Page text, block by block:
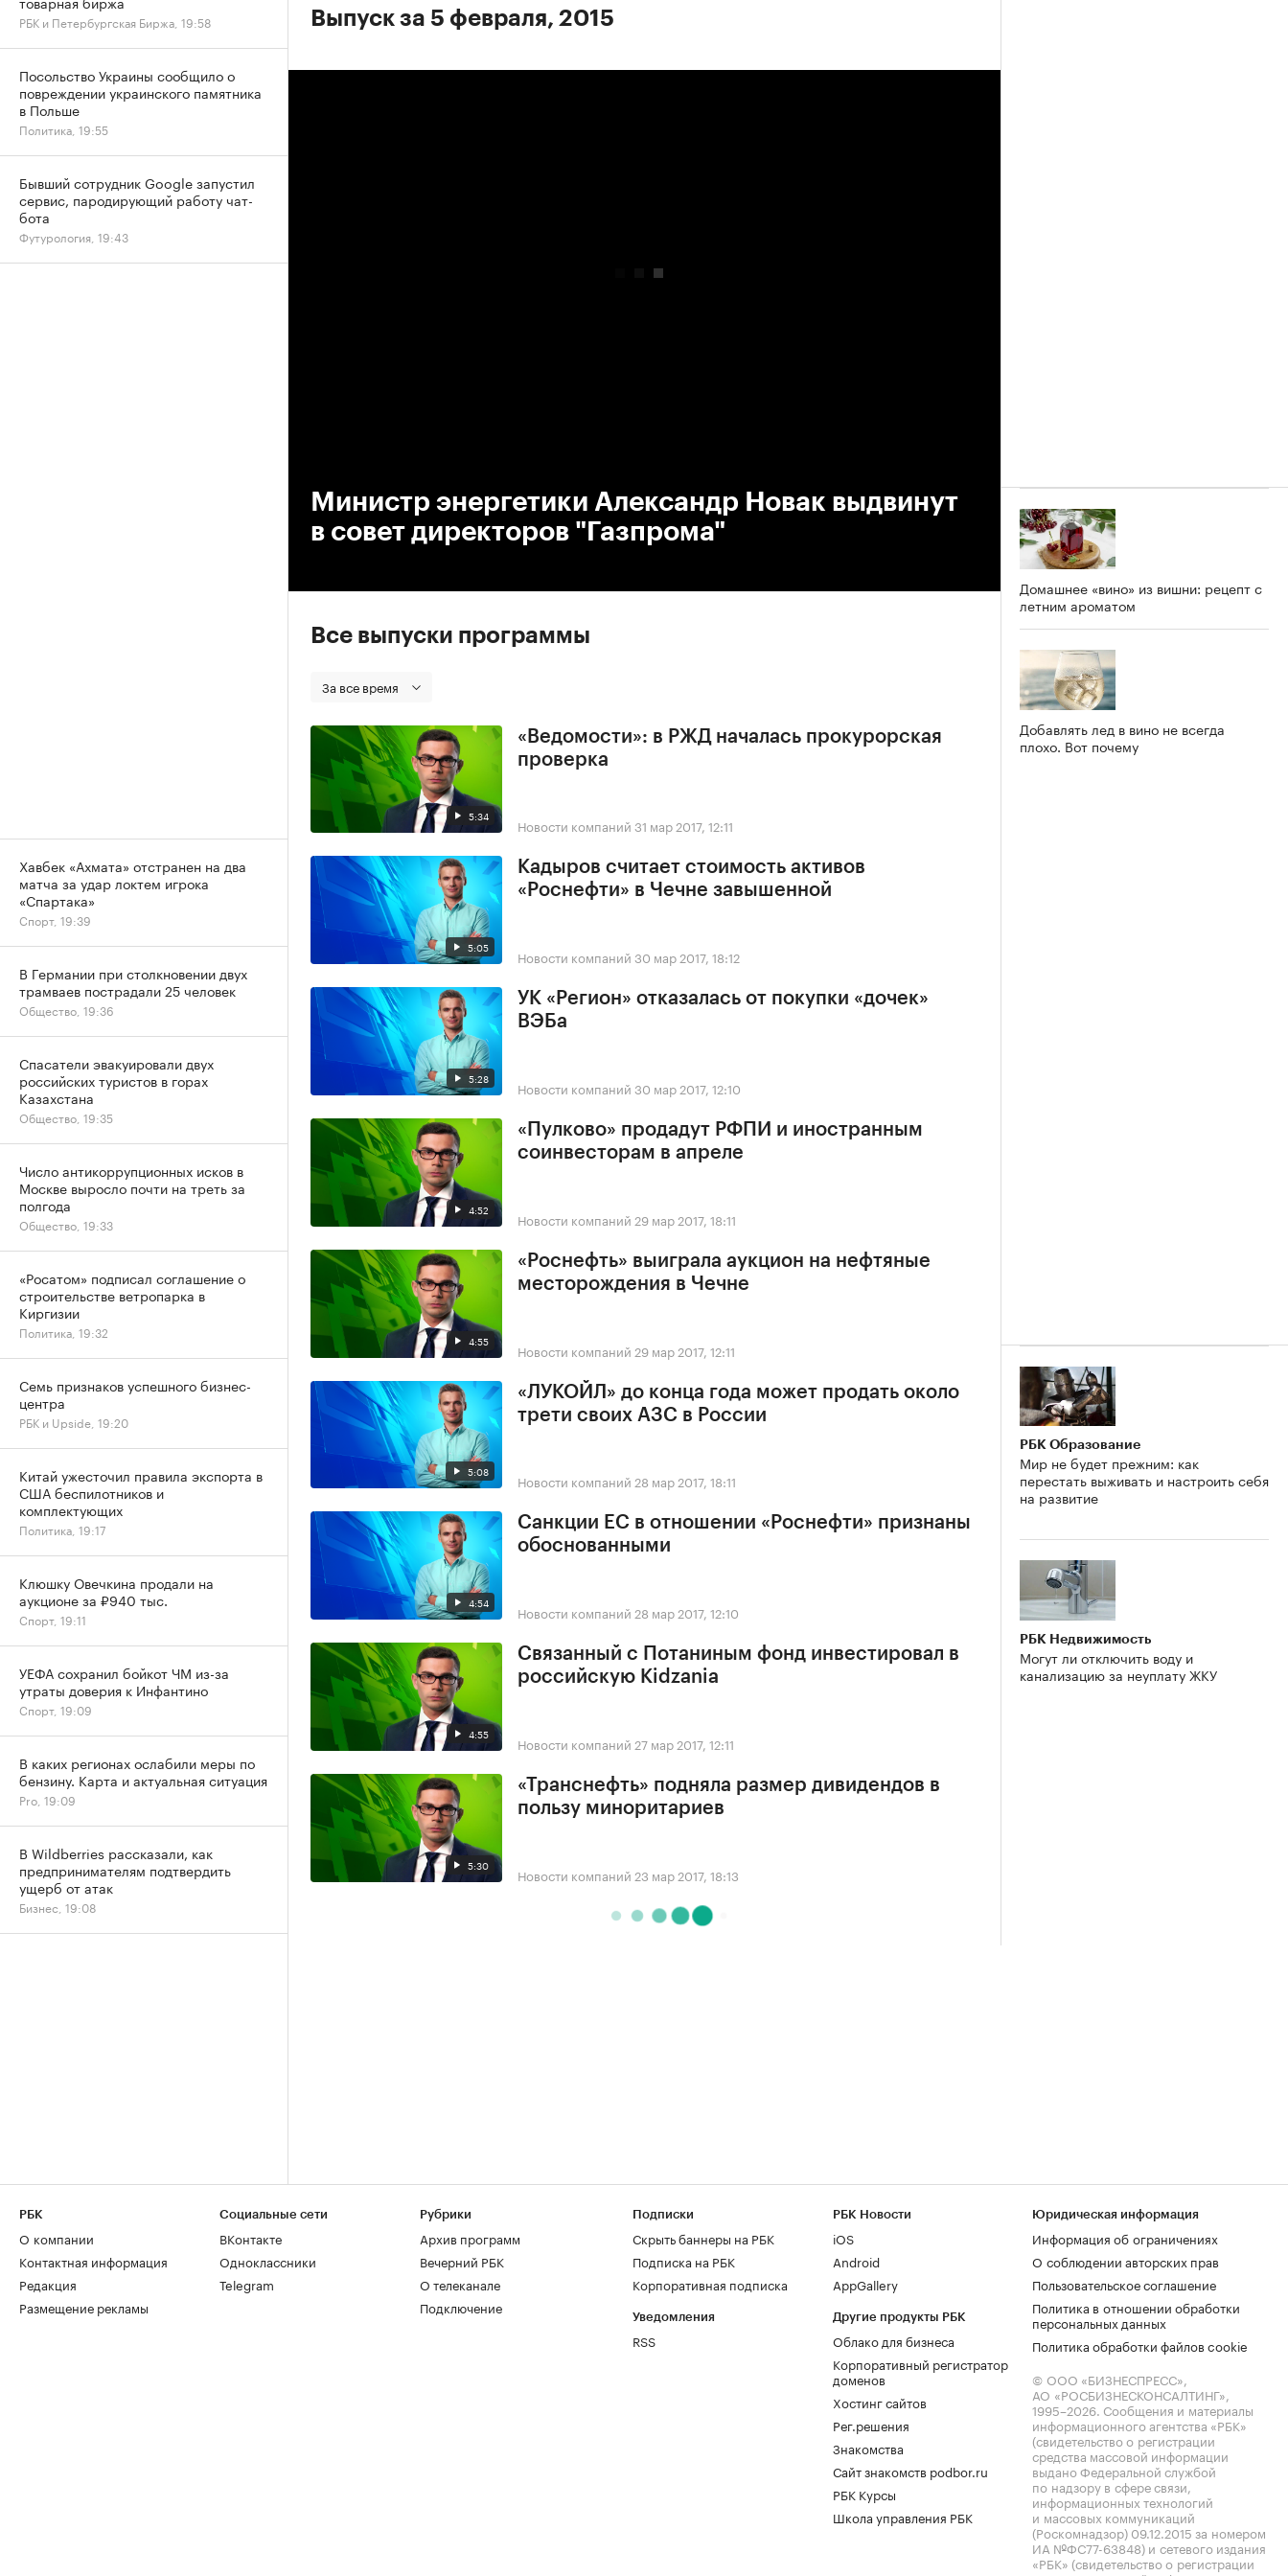
Выпуск за 5 февраля, 2015
Министр энергетики Александр Новак выдвинут
в совет директоров "Газпрома"
Все выпуски программы
За все время
5:34
«Ведомости»: в РЖД началась прокурорская
проверка
Новости компаний 31 мар 2017, 12:11
5:05
Кадыров считает стоимость активов
«Роснефти» в Чечне завышенной
Новости компаний 30 мар 2017, 18:12
5:28
УК «Регион» отказалась от покупки «дочек»
ВЭБа
Новости компаний 30 мар 2017, 12:10
4:52
«Пулково» продадут РФПИ и иностранным
соинвесторам в апреле
Новости компаний 29 мар 2017, 18:11
4:55
«Роснефть» выиграла аукцион на нефтяные
месторождения в Чечне
Новости компаний 29 мар 2017, 12:11
5:08
«ЛУКОЙЛ» до конца года может продать около
трети своих АЗС в России
Новости компаний 28 мар 2017, 18:11
4:54
Санкции ЕС в отношении «Роснефти» признаны
обоснованными
Новости компаний 28 мар 2017, 12:10
4:55
Связанный с Потаниным фонд инвестировал в
российскую Kidzania
Новости компаний 27 мар 2017, 12:11
5:30
«Транснефть» подняла размер дивидендов в
пользу миноритариев
Новости компаний 23 мар 2017, 18:13
Домашнее «вино» из вишни: рецепт с
летним ароматом
Добавлять лед в вино не всегда
плохо. Вот почему
РБК Образование
Мир не будет прежним: как
перестать выживать и настроить себя
на развитие
РБК Недвижимость
Могут ли отключить воду и
канализацию за неуплату ЖКУ
РБК и Петербургская Биржа, 19:58
Посольство Украины сообщило о
повреждении украинского памятника
в Польше
Политика, 19:55
Бывший сотрудник Google запустил
сервис, пародирующий работу чат-
бота
Футурология, 19:43
Хавбек «Ахмата» отстранен на два
матча за удар локтем игрока
«Спартака»
Спорт, 19:39
В Германии при столкновении двух
трамваев пострадали 25 человек
Общество, 19:36
Спасатели эвакуировали двух
российских туристов в горах
Казахстана
Общество, 19:35
Число антикоррупционных исков в
Москве выросло почти на треть за
полгода
Общество, 19:33
«Росатом» подписал соглашение о
строительстве ветропарка в
Киргизии
Политика, 19:32
Семь признаков успешного бизнес-
центра
РБК и Upside, 19:20
Китай ужесточил правила экспорта в
США беспилотников и
комплектующих
Политика, 19:17
Клюшку Овечкина продали на
аукционе за ₽940 тыс.
Спорт, 19:11
УЕФА сохранил бойкот ЧМ из-за
утраты доверия к Инфантино
Спорт, 19:09
В каких регионах ослабили меры по
бензину. Карта и актуальная ситуация
Pro, 19:09
В Wildberries рассказали, как
предпринимателям подтвердить
ущерб от атак
Бизнес, 19:08
РБК
О компании
Контактная информация
Редакция
Размещение рекламы
Социальные сети
ВКонтакте
Одноклассники
Telegram
Рубрики
Архив программ
Вечерний РБК
О телеканале
Подключение
Подписки
Скрыть баннеры на РБК
Подписка на РБК
Корпоративная подписка
Уведомления
RSS
РБК Новости
iOS
Android
AppGallery
Другие продукты РБК
Облако для бизнеса
Корпоративный регистратор
доменов
Хостинг сайтов
Рег.решения
Знакомства
Сайт знакомств podbor.ru
РБК Курсы
Школа управления РБК
Юридическая информация
Информация об ограничениях
О соблюдении авторских прав
Пользовательское соглашение
Политика в отношении обработки
персональных данных
Политика обработки файлов cookie
© ООО «БИЗНЕСПРЕСС»,
АО «РОСБИЗНЕСКОНСАЛТИНГ»,
1995–2026. Сообщения и материалы
информационного агентства «РБК»
(свидетельство о регистрации
средства массовой информации
выдано Федеральной службой
по надзору в сфере связи,
информационных технологий
и массовых коммуникаций
(Роскомнадзор) 09.12.2015 за номером
ИА №ФС77-63848) и сетевого издания
«РБК» (свидетельство о регистрации